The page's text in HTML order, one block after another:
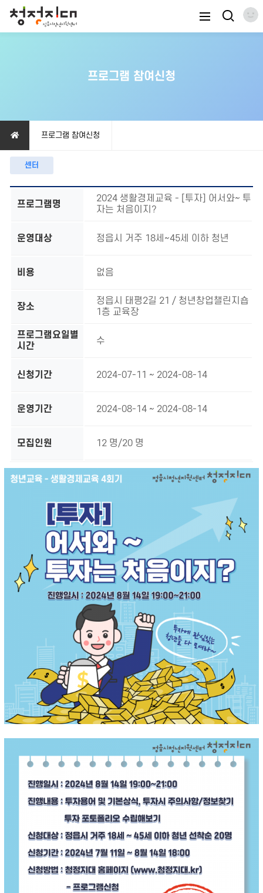
프로그램 참여신청
프로그램 참여신청
센터
프로그램명
2024 생활경제교육 - [투자] 어서와~ 투
자는 처음이지?
운영대상 정읍시 거주 18세~45세 이하 청년
비용 없음
장소
정읍시 태평2길 21 / 청년창업챌린지숍
1층 교육장
프로그램요일별
시간
수
신청기간 2024-07-11 ~ 2024-08-14
운영기간 2024-08-14 ~ 2024-08-14
모집인원 12 명/20 명